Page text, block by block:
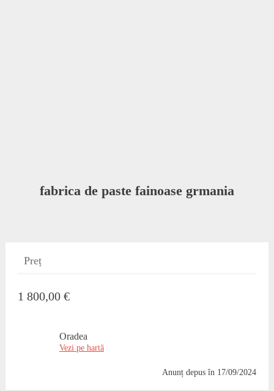
fabrica de paste fainoase grmania
Preț
1 800,00 €
Oradea
Vezi pe hartă
Anunț depusîn 17/09/2024